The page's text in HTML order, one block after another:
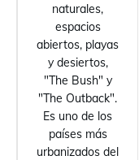
naturales,
espacios
abiertos, playas
y desiertos,
"The Bush" y
"The Outback".
Es uno de los
países más
urbanizados del